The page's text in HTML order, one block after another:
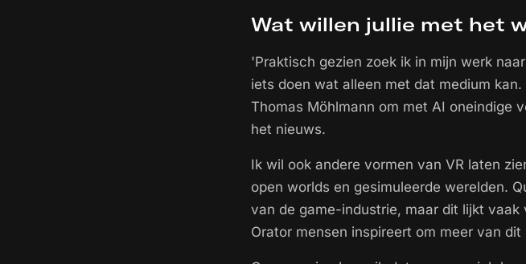
Wat willen jullie met het
'Praktisch gezien zoek ik in mijn werk
iets doen wat alleen met dat medium
Thomas Möhlmann om met AI oneindige
het nieuws.
Ik wil ook andere vormen van VR laten
open worlds en gesimuleerde werelden.
van de game-industrie, maar dit lijkt
Orator mensen inspireert om meer van